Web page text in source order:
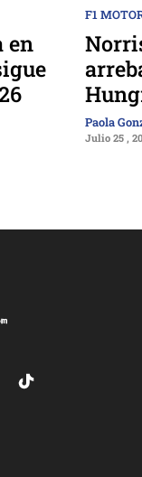
en
F1
Paola
Julio 25 ,